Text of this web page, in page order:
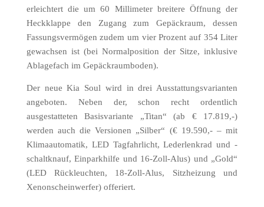
erleichtert die um 60 Millimeter breitere Öffnung der
Heckklappe den Zugang zum Gepäckraum, dessen
Fassungsvermögen zudem um vier Prozent auf 354 Liter
gewachsen ist (bei Normalposition der Sitze, inklusive
Ablagefach im Gepäckraumboden).
Der neue Kia Soul wird in drei Ausstattungsvarianten
angeboten. Neben der, schon recht ordentlich
ausgestatteten Basisvariante „Titan“ (ab € 17.819,-)
werden auch die Versionen „Silber“ (€ 19.590,- – mit
Klimaautomatik, LED Tagfahrlicht, Lederlenkrad und -
schaltknauf, Einparkhilfe und 16-Zoll-Alus) und „Gold“
(LED Rückleuchten, 18-Zoll-Alus, Sitzheizung und
Xenonscheinwerfer) offeriert.